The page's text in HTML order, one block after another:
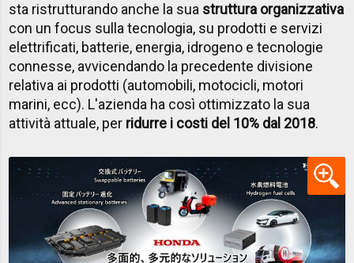
sta ristrutturando anche la sua struttura organizzativa
con un focus sulla tecnologia, su prodotti e servizi
elettrificati, batterie, energia, idrogeno e tecnologie
connesse, avvicendando la precedente divisione
relativa ai prodotti (automobili, motocicli, motori
marini, ecc). L'azienda ha così ottimizzato la sua
attività attuale, per ridurre i costi del 10% dal 2018.